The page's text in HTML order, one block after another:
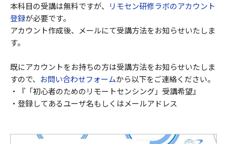
本科目の受講は無料ですが、
リモセン研修ラボのアカウント
登録が必要です。
アカウント作成後、メールにて受講方法をお知らせいたしま
す。
既にアカウントをお持ちの方は受講方法をお知らせいたしま
すので、 お問い合わせフォームから以下をご連絡ください。
・『「初心者のためのリモートセンシング」受講希望』
・登録してあるユーザ名もしくはメールアドレス